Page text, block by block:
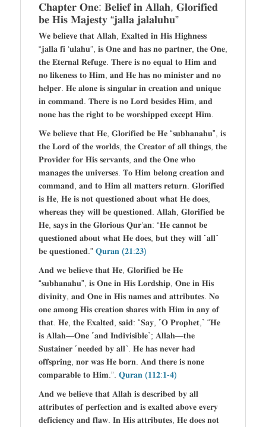
𝐂𝐡𝐚𝐩𝐭𝐞𝐫 𝐎𝐧𝐞: 𝐁𝐞𝐥𝐢𝐞𝐟 𝐢𝐧 𝐀𝐥𝐥𝐚𝐡, 𝐆𝐥𝐨𝐫𝐢𝐟𝐢𝐞𝐝
𝐛𝐞 𝐇𝐢𝐬 𝐌𝐚𝐣𝐞𝐬𝐭𝐲 “𝐣𝐚𝐥𝐥𝐚 𝐣𝐚𝐥𝐚𝐥𝐮𝐡𝐮”
𝐖𝐞 𝐛𝐞𝐥𝐢𝐞𝐯𝐞 𝐭𝐡𝐚𝐭 𝐀𝐥𝐥𝐚𝐡, 𝐄𝐱𝐚𝐥𝐭𝐞𝐝 𝐢𝐧 𝐇𝐢𝐬 𝐇𝐢𝐠𝐡𝐧𝐞𝐬𝐬
“𝐣𝐚𝐥𝐥𝐚 𝐟𝐢 ‘𝐮𝐥𝐚𝐡𝐮”, 𝐢𝐬 𝐎𝐧𝐞 𝐚𝐧𝐝 𝐡𝐚𝐬 𝐧𝐨 𝐩𝐚𝐫𝐭𝐧𝐞𝐫, 𝐭𝐡𝐞 𝐎𝐧𝐞,
𝐭𝐡𝐞 𝐄𝐭𝐞𝐫𝐧𝐚𝐥 𝐑𝐞𝐟𝐮𝐠𝐞. 𝐓𝐡𝐞𝐫𝐞 𝐢𝐬 𝐧𝐨 𝐞𝐪𝐮𝐚𝐥 𝐭𝐨 𝐇𝐢𝐦 𝐚𝐧𝐝
𝐧𝐨 𝐥𝐢𝐤𝐞𝐧𝐞𝐬𝐬 𝐭𝐨 𝐇𝐢𝐦, 𝐚𝐧𝐝 𝐇𝐞 𝐡𝐚𝐬 𝐧𝐨 𝐦𝐢𝐧𝐢𝐬𝐭𝐞𝐫 𝐚𝐧𝐝 𝐧𝐨
𝐡𝐞𝐥𝐩𝐞𝐫. 𝐇𝐞 𝐚𝐥𝐨𝐧𝐞 𝐢𝐬 𝐬𝐢𝐧𝐠𝐮𝐥𝐚𝐫 𝐢𝐧 𝐜𝐫𝐞𝐚𝐭𝐢𝐨𝐧 𝐚𝐧𝐝 𝐮𝐧𝐢𝐪𝐮𝐞
𝐢𝐧 𝐜𝐨𝐦𝐦𝐚𝐧𝐝. 𝐓𝐡𝐞𝐫𝐞 𝐢𝐬 𝐧𝐨 𝐋𝐨𝐫𝐝 𝐛𝐞𝐬𝐢𝐝𝐞𝐬 𝐇𝐢𝐦, 𝐚𝐧𝐝
𝐧𝐨𝐧𝐞 𝐡𝐚𝐬 𝐭𝐡𝐞 𝐫𝐢𝐠𝐡𝐭 𝐭𝐨 𝐛𝐞 𝐰𝐨𝐫𝐬𝐡𝐢𝐩𝐩𝐞𝐝 𝐞𝐱𝐜𝐞𝐩𝐭 𝐇𝐢𝐦.
𝐖𝐞 𝐛𝐞𝐥𝐢𝐞𝐯𝐞 𝐭𝐡𝐚𝐭 𝐇𝐞, 𝐆𝐥𝐨𝐫𝐢𝐟𝐢𝐞𝐝 𝐛𝐞 𝐇𝐞 “𝐬𝐮𝐛𝐡𝐚𝐧𝐚𝐡𝐮”, 𝐢𝐬
𝐭𝐡𝐞 𝐋𝐨𝐫𝐝 𝐨𝐟 𝐭𝐡𝐞 𝐰𝐨𝐫𝐥𝐝𝐬, 𝐭𝐡𝐞 𝐂𝐫𝐞𝐚𝐭𝐨𝐫 𝐨𝐟 𝐚𝐥𝐥 𝐭𝐡𝐢𝐧𝐠𝐬, 𝐭𝐡𝐞
𝐏𝐫𝐨𝐯𝐢𝐝𝐞𝐫 𝐟𝐨𝐫 𝐇𝐢𝐬 𝐬𝐞𝐫𝐯𝐚𝐧𝐭𝐬, 𝐚𝐧𝐝 𝐭𝐡𝐞 𝐎𝐧𝐞 𝐰𝐡𝐨
𝐦𝐚𝐧𝐚𝐠𝐞𝐬 𝐭𝐡𝐞 𝐮𝐧𝐢𝐯𝐞𝐫𝐬𝐞𝐬. 𝐓𝐨 𝐇𝐢𝐦 𝐛𝐞𝐥𝐨𝐧𝐠 𝐜𝐫𝐞𝐚𝐭𝐢𝐨𝐧 𝐚𝐧𝐝
𝐜𝐨𝐦𝐦𝐚𝐧𝐝, 𝐚𝐧𝐝 𝐭𝐨 𝐇𝐢𝐦 𝐚𝐥𝐥 𝐦𝐚𝐭𝐭𝐞𝐫𝐬 𝐫𝐞𝐭𝐮𝐫𝐧. 𝐆𝐥𝐨𝐫𝐢𝐟𝐢𝐞𝐝
𝐢𝐬 𝐇𝐞, 𝐇𝐞 𝐢𝐬 𝐧𝐨𝐭 𝐪𝐮𝐞𝐬𝐭𝐢𝐨𝐧𝐞𝐝 𝐚𝐛𝐨𝐮𝐭 𝐰𝐡𝐚𝐭 𝐇𝐞 𝐝𝐨𝐞𝐬,
𝐰𝐡𝐞𝐫𝐞𝐚𝐬 𝐭𝐡𝐞𝐲 𝐰𝐢𝐥𝐥 𝐛𝐞 𝐪𝐮𝐞𝐬𝐭𝐢𝐨𝐧𝐞𝐝. 𝐀𝐥𝐥𝐚𝐡, 𝐆𝐥𝐨𝐫𝐢𝐟𝐢𝐞𝐝 𝐛𝐞
𝐇𝐞, 𝐬𝐚𝐲𝐬 𝐢𝐧 𝐭𝐡𝐞 𝐆𝐥𝐨𝐫𝐢𝐨𝐮𝐬 𝐐𝐮𝐫’𝐚𝐧: “𝐇𝐞 𝐜𝐚𝐧𝐧𝐨𝐭 𝐛𝐞
𝐪𝐮𝐞𝐬𝐭𝐢𝐨𝐧𝐞𝐝 𝐚𝐛𝐨𝐮𝐭 𝐰𝐡𝐚𝐭 𝐇𝐞 𝐝𝐨𝐞𝐬, 𝐛𝐮𝐭 𝐭𝐡𝐞𝐲 𝐰𝐢𝐥𝐥 ˹𝐚𝐥𝐥˺
𝐛𝐞 𝐪𝐮𝐞𝐬𝐭𝐢𝐨𝐧𝐞𝐝.” 𝐐𝐮𝐫𝐚𝐧 (𝟐𝟏:𝟐𝟑)
𝐀𝐧𝐝 𝐰𝐞 𝐛𝐞𝐥𝐢𝐞𝐯𝐞 𝐭𝐡𝐚𝐭 𝐇𝐞, 𝐆𝐥𝐨𝐫𝐢𝐟𝐢𝐞𝐝 𝐛𝐞 𝐇𝐞
“𝐬𝐮𝐛𝐡𝐚𝐧𝐚𝐡𝐮”, 𝐢𝐬 𝐎𝐧𝐞 𝐢𝐧 𝐇𝐢𝐬 𝐋𝐨𝐫𝐝𝐬𝐡𝐢𝐩, 𝐎𝐧𝐞 𝐢𝐧 𝐇𝐢𝐬
𝐝𝐢𝐯𝐢𝐧𝐢𝐭𝐲, 𝐚𝐧𝐝 𝐎𝐧𝐞 𝐢𝐧 𝐇𝐢𝐬 𝐧𝐚𝐦𝐞𝐬 𝐚𝐧𝐝 𝐚𝐭𝐭𝐫𝐢𝐛𝐮𝐭𝐞𝐬. 𝐍𝐨
𝐨𝐧𝐞 𝐚𝐦𝐨𝐧𝐠 𝐇𝐢𝐬 𝐜𝐫𝐞𝐚𝐭𝐢𝐨𝐧 𝐬𝐡𝐚𝐫𝐞𝐬 𝐰𝐢𝐭𝐡 𝐇𝐢𝐦 𝐢𝐧 𝐚𝐧𝐲 𝐨𝐟
𝐭𝐡𝐚𝐭. 𝐇𝐞, 𝐭𝐡𝐞 𝐄𝐱𝐚𝐥𝐭𝐞𝐝, 𝐬𝐚𝐢𝐝: “𝐒𝐚𝐲, ˹𝐎 𝐏𝐫𝐨𝐩𝐡𝐞𝐭,˺ “𝐇𝐞
𝐢𝐬 𝐀𝐥𝐥𝐚𝐡—𝐎𝐧𝐞 ˹𝐚𝐧𝐝 𝐈𝐧𝐝𝐢𝐯𝐢𝐬𝐢𝐛𝐥𝐞˺; 𝐀𝐥𝐥𝐚𝐡—𝐭𝐡𝐞
𝐒𝐮𝐬𝐭𝐚𝐢𝐧𝐞𝐫 ˹𝐧𝐞𝐞𝐝𝐞𝐝 𝐛𝐲 𝐚𝐥𝐥˺. 𝐇𝐞 𝐡𝐚𝐬 𝐧𝐞𝐯𝐞𝐫 𝐡𝐚𝐝
𝐨𝐟𝐟𝐬𝐩𝐫𝐢𝐧𝐠, 𝐧𝐨𝐫 𝐰𝐚𝐬 𝐇𝐞 𝐛𝐨𝐫𝐧. 𝐀𝐧𝐝 𝐭𝐡𝐞𝐫𝐞 𝐢𝐬 𝐧𝐨𝐧𝐞
𝐜𝐨𝐦𝐩𝐚𝐫𝐚𝐛𝐥𝐞 𝐭𝐨 𝐇𝐢𝐦.”. 𝐐𝐮𝐫𝐚𝐧 (𝟏𝟏𝟐:𝟏-𝟒)
𝐀𝐧𝐝 𝐰𝐞 𝐛𝐞𝐥𝐢𝐞𝐯𝐞 𝐭𝐡𝐚𝐭 𝐀𝐥𝐥𝐚𝐡 𝐢𝐬 𝐝𝐞𝐬𝐜𝐫𝐢𝐛𝐞𝐝 𝐛𝐲 𝐚𝐥𝐥
𝐚𝐭𝐭𝐫𝐢𝐛𝐮𝐭𝐞𝐬 𝐨𝐟 𝐩𝐞𝐫𝐟𝐞𝐜𝐭𝐢𝐨𝐧 𝐚𝐧𝐝 𝐢𝐬 𝐞𝐱𝐚𝐥𝐭𝐞𝐝 𝐚𝐛𝐨𝐯𝐞 𝐞𝐯𝐞𝐫𝐲
𝐝𝐞𝐟𝐢𝐜𝐢𝐞𝐧𝐜𝐲 𝐚𝐧𝐝 𝐟𝐥𝐚𝐰. 𝐈𝐧 𝐇𝐢𝐬 𝐚𝐭𝐭𝐫𝐢𝐛𝐮𝐭𝐞𝐬, 𝐇𝐞 𝐝𝐨𝐞𝐬 𝐧𝐨𝐭